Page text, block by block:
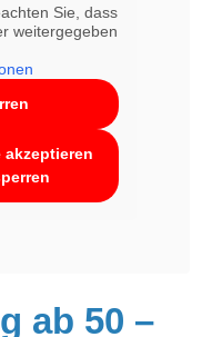
ab 50 –
Sie, dass
weitergegeben
akzeptieren